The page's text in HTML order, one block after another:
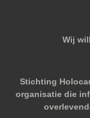
Wij
Stichting
organisatie die